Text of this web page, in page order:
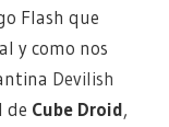
Flash que
y como nos
Devilish
de Cube Droid,